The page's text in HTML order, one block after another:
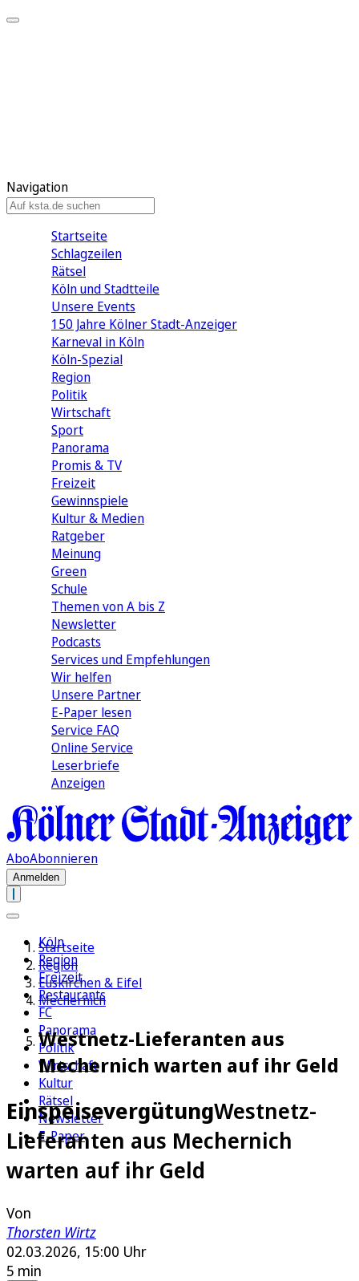
Navigation
Startseite
Schlagzeilen
Rätsel
Köln und Stadtteile
Unsere Events
150 Jahre Kölner Stadt-Anzeiger
Karneval in Köln
Köln-Spezial
Region
Politik
Wirtschaft
Sport
Panorama
Promis & TV
Freizeit
Gewinnspiele
Kultur & Medien
Ratgeber
Meinung
Green
Schule
Themen von A bis Z
Newsletter
Podcasts
Services und Empfehlungen
Wir helfen
Unsere Partner
E-Paper lesen
Service FAQ
Online Service
Leserbriefe
Anzeigen
AboAbonnieren
Anmelden
Köln
Region
Freizeit
Restaurants
FC
Panorama
Politik
Wirtschaft
Kultur
Rätsel
Newsletter
E-Paper
Startseite
Region
Euskirchen & Eifel
Mechernich
Westnetz-Lieferanten aus
Mechernich warten auf ihr Geld
EinspeisevergütungWestnetz-
Lieferanten aus Mechernich
warten auf ihr Geld
Von
Thorsten Wirtz
02.03.2026, 15:00 Uhr
5 min